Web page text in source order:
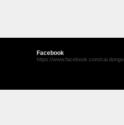
Facebook
https://www.facebook.com/cai.dongo